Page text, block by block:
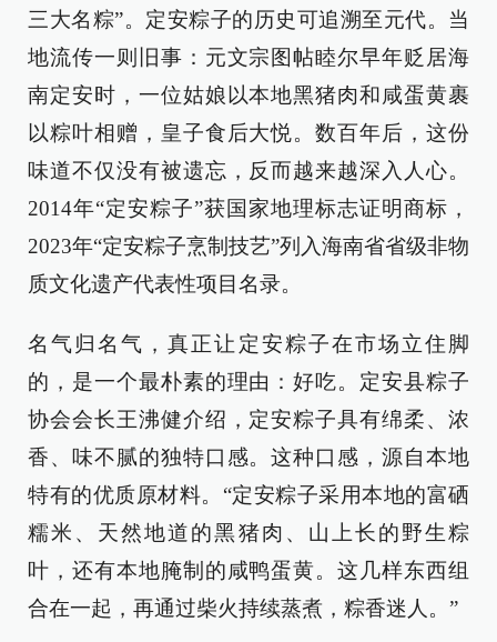
三大名粽”。定安粽子的历史可追溯至元代。当
地流传一则旧事：元文宗图帖睦尔早年贬居海
南定安时，一位姑娘以本地黑猪肉和咸蛋黄裹
以粽叶相赠，皇子食后大悦。数百年后，这份
味道不仅没有被遗忘，反而越来越深入人心。
2014年“定安粽子”获国家地理标志证明商标，
2023年“定安粽子烹制技艺”列入海南省省级非物
质文化遗产代表性项目名录。
名气归名气，真正让定安粽子在市场立住脚
的，是一个最朴素的理由：好吃。定安县粽子
协会会长王沸健介绍，定安粽子具有绵柔、浓
香、味不腻的独特口感。这种口感，源自本地
特有的优质原材料。“定安粽子采用本地的富硒
糯米、天然地道的黑猪肉、山上长的野生粽
叶，还有本地腌制的咸鸭蛋黄。这几样东西组
合在一起，再通过柴火持续蒸煮，粽香迷人。”